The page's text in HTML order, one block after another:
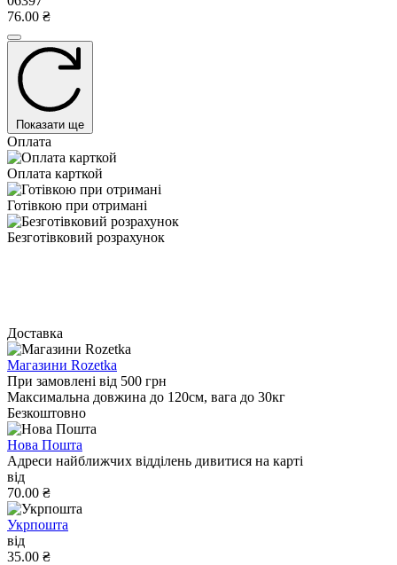
76.00 ₴
Показати ще
Оплата
Оплата карткой
Готівкою при отримані
Безготівковий розрахунок
Доставка
Магазини Rozetka
При замовлені від 500 грн
Максимальна довжина до 120см, вага до 30кг
Безкоштовно
Нова Пошта
Адреси найближчих відділень дивитися на карті
від
70.00 ₴
Укрпошта
від
35.00 ₴